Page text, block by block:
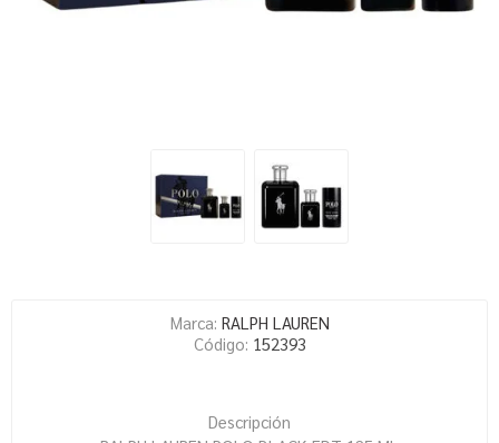
Marca: RALPH LAUREN
Código: 152393
Descripción